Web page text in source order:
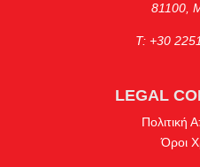
81100,
Τ: +30
LEGAL
Πολιτική
Όροι